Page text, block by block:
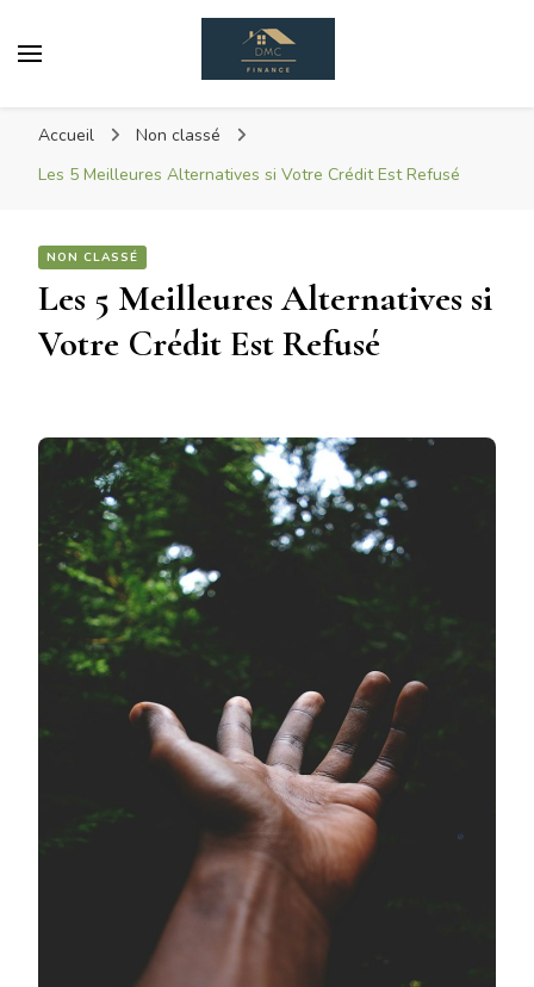
Accueil
Non classé
Les 5 Meilleures Alternatives si Votre Crédit Est Refusé
NON CLASSÉ
Les 5 Meilleures Alternatives si
Votre Crédit Est Refusé